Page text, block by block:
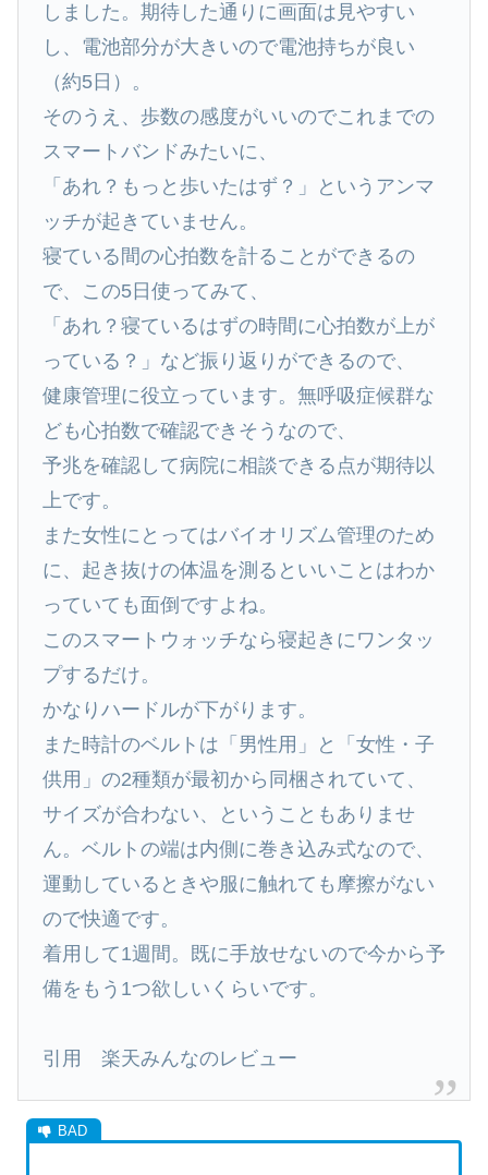
しました。期待した通りに画面は見やすい
し、電池部分が大きいので電池持ちが良い
（約5日）。
そのうえ、歩数の感度がいいのでこれまでの
スマートバンドみたいに、
「あれ？もっと歩いたはず？」というアンマ
ッチが起きていません。
寝ている間の心拍数を計ることができるの
で、この5日使ってみて、
「あれ？寝ているはずの時間に心拍数が上が
っている？」など振り返りができるので、
健康管理に役立っています。無呼吸症候群な
ども心拍数で確認できそうなので、
予兆を確認して病院に相談できる点が期待以
上です。
また女性にとってはバイオリズム管理のため
に、起き抜けの体温を測るといいことはわか
っていても面倒ですよね。
このスマートウォッチなら寝起きにワンタッ
プするだけ。
かなりハードルが下がります。
また時計のベルトは「男性用」と「女性・子
供用」の2種類が最初から同梱されていて、
サイズが合わない、ということもありませ
ん。ベルトの端は内側に巻き込み式なので、
運動しているときや服に触れても摩擦がない
ので快適です。
着用して1週間。既に手放せないので今から予
備をもう1つ欲しいくらいです。
引用 楽天みんなのレビュー